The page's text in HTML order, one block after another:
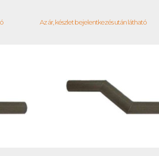
Az ár, készlet bejelentkezés után látható